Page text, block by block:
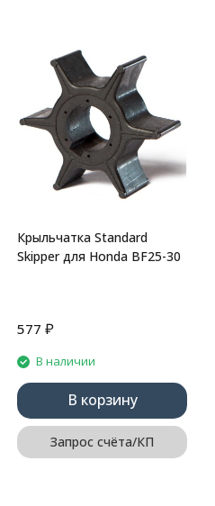
Крыльчатка Standard
Skipper для Honda BF25-30
577 ₽
В наличии
В корзину
Запрос счёта/КП